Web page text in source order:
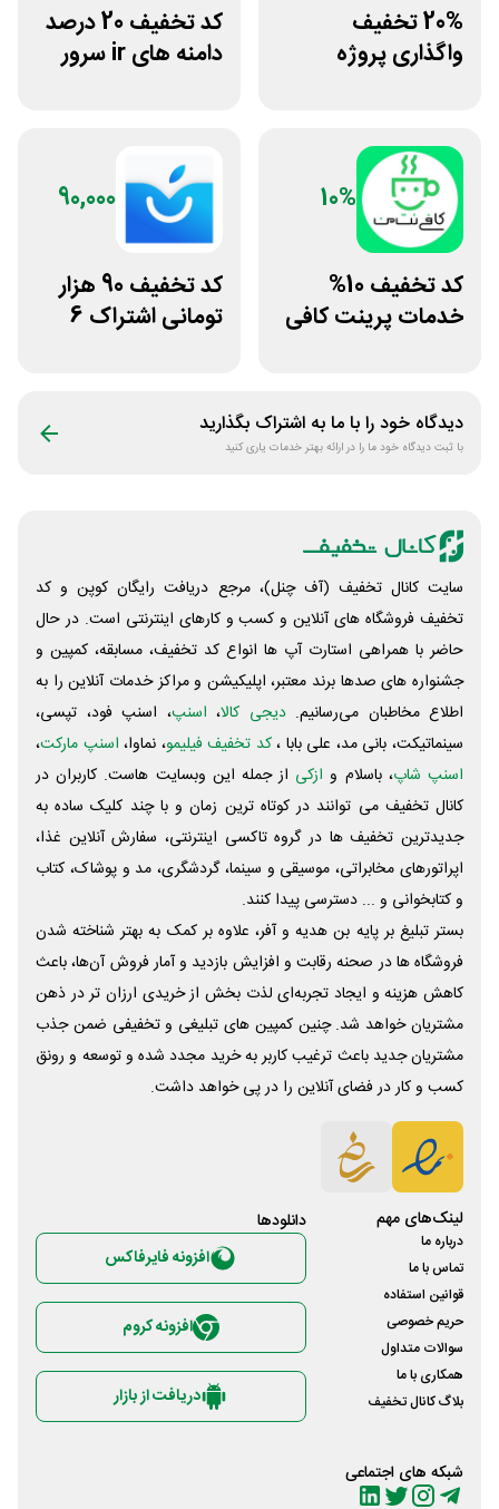
20% تخفیف
واگذاری پروژه
کد تخفیف 20 درصد
دامنه های ir سرور
10%
کد تخفیف 10%
خدمات پرینت کافی
90,000
کد تخفیف 90 هزار
تومانی اشتراک 6
دیدگاه خود را با ما به اشتراک بگذارید
با ثبت دیدگاه خود ما را در ارائه بهتر خدمات یاری کنید
سایت کانال تخفیف (آف چنل)، مرجع دریافت رایگان کوپن و کد
تخفیف فروشگاه های آنلاین و کسب و‌ کارهای اینترنتی است. در حال
حاضر با همراهی استارت آپ ها انواع کد تخفیف، مسابقه، کمپین و
جشنواره های صدها برند معتبر، اپلیکیشن و مراکز خدمات آنلاین را به
اطلاع مخاطبان می‌رسانیم. دیجی کالا، اسنپ، اسنپ فود، تپسی،
سینماتیکت، بانی مد، علی‌ بابا ،کد تخفیف فیلیمو، نماوا، اسنپ مارکت،
اسنپ شاپ، باسلام و ازکی از جمله این وبسایت ‌هاست. کاربران در
کانال تخفیف می توانند در کوتاه ترین زمان و با چند کلیک ساده به
جدیدترین تخفیف ها در گروه تاکسی اینترنتی، سفارش آنلاین غذا،
اپراتورهای مخابراتی، موسیقی و سینما، گردشگری، مد و پوشاک، کتاب
و کتابخوانی و ... دسترسی پیدا کنند.
بستر تبلیغ بر پایه بن هدیه و آفر، علاوه بر کمک به بهتر شناخته شدن
فروشگاه ها در صحنه رقابت و افزایش بازدید و آمار فروش آن‌ها، باعث
کاهش هزینه و ایجاد تجربه‌ای لذت بخش از خریدی ارزان تر در ذهن
مشتریان خواهد شد. چنین کمپین های تبلیغی و تخفیفی ضمن جذب
مشتریان جدید باعث ترغیب کاربر به خرید مجدد شده و توسعه و رونق
کسب و کار در فضای آنلاین را در پی خواهد داشت.
لینک‌های مهم
درباره ما
تماس با ما
قوانین استفاده
حریم خصوصی
سوالات متداول
همکاری با ما
بلاگ کانال تخفیف
شبکه های اجتماعی
دانلود‌ها
افزونه فایرفاکس
افزونه کروم
دریافت از بازار